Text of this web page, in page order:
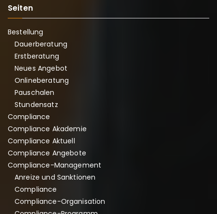
i
Seiten
Bestellung
Dauerberatung
Erstberatung
Neues Angebot
Onlineberatung
Pauschalen
Stundensatz
Compliance
Compliance Akademie
Compliance Aktuell
Compliance Angebote
Compliance-Management
Anreize und Sanktionen
Compliance
Compliance-Organisation